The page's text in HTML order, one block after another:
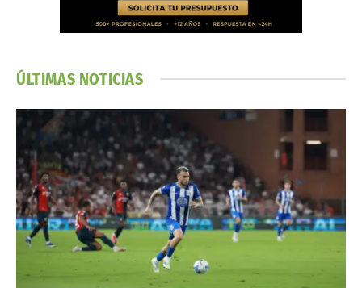
ÚLTIMAS NOTICIAS